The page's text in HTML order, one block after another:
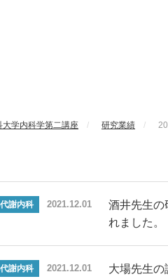
大学内科学第二講座 研究業績
謝内科 2021.12.01
酒井先生の
れました。
謝内科 2021.12.01
大場先生の